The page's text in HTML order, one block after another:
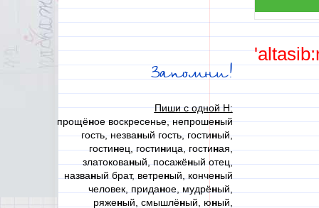
Запомни!
Пиши с одной Н:
прощёное воскресенье, непрошеный
гость, незваный гость, гостиный,
гостинец, гостиница, гостиная,
златокованый, посажёный отец,
названый брат, ветреный, конченый
человек, приданое, мудрёный,
ряженый, смышлёный, юный,